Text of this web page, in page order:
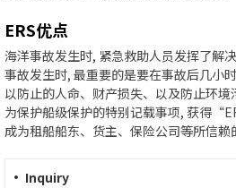
ERS优点
海洋事故发生时, 紧急救助人员发挥了解
事故发生时, 最重要的是要在事故后几小
以防止的人命、财产损失、以及防止环境
为保护船级保护的特别记载事项, 获得
成为租船船东、货主、保险公司等所信赖
· Inquiry